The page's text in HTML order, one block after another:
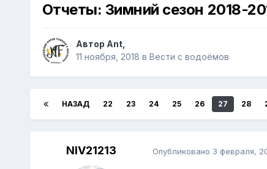
Отчеты: Зимний сезон 2018-
Автор Ant,
11 ноября, 2018 в Вести с водоёмов
НАЗАД 22 23 24 25 26 27 28
NIV21213 Опубликовано 3 февраля,